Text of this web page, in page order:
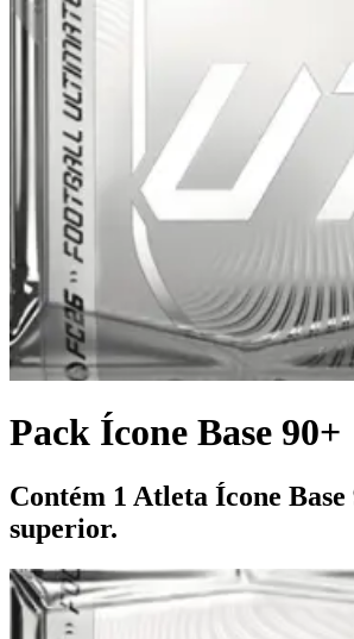
Pack Ícone Base 90+
Contém 1 Atleta Ícone Base
superior.